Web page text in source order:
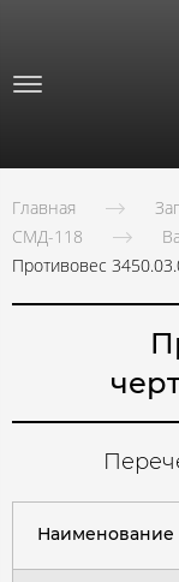
Главная
СМД-118
Противовес
Наименование